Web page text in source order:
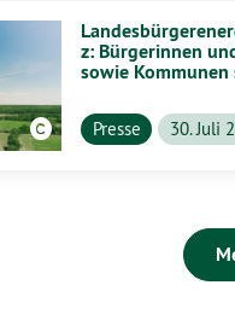
z: Bürgerinnen
sowie
profitieren
Presse 30. Juli